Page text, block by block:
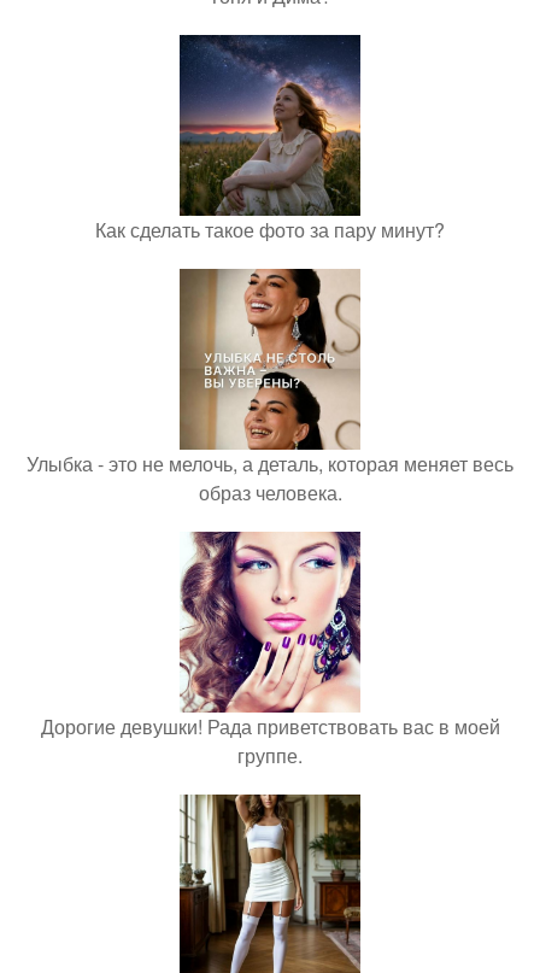
Как сделать такое фото за пару минут?
Улыбка - это не мелочь, а деталь, которая меняет весь
образ человека.
Дорогие девушки! Рада приветствовать вас в моей
группе.